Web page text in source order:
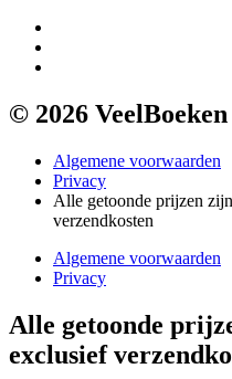
© 2026 VeelBoeken
Algemene voorwaarden
Privacy
Alle getoonde prijzen
verzendkosten
Algemene voorwaarden
Privacy
Alle getoonde
exclusief